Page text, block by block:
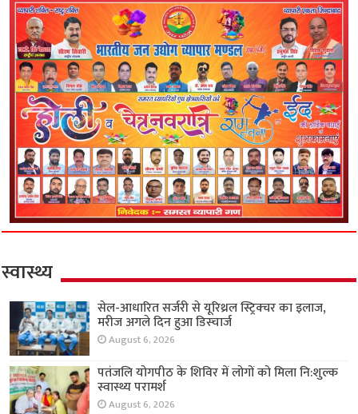
स्वास्थ्य
सेल-आधारित सर्जरी से यूरिथ्रल स्ट्रिक्चर का इलाज,
मरीज अगले दिन हुआ डिस्चार्ज
August 6, 2026
पतंजलि योगपीठ के शिविर में लोगों को मिला नि:शुल्क
स्वास्थ्य परामर्श
August 6, 2026